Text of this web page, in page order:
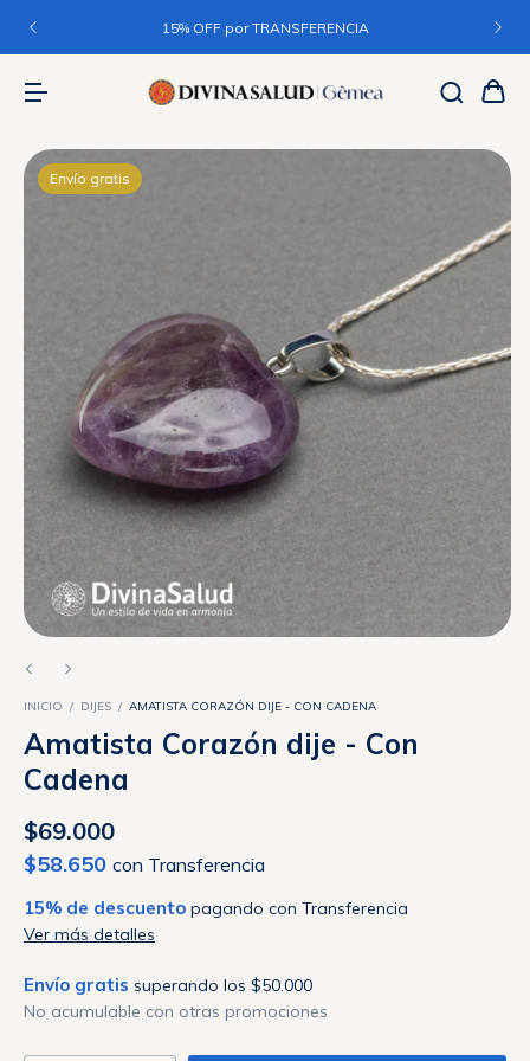
15% OFF por TRANSFERENCIA
Envío gratis
INICIO / DIJES / AMATISTA CORAZÓN DIJE - CON CADENA
Amatista Corazón dije - Con
Cadena
$69.000
$58.650 con Transferencia
15% de descuento pagando con Transferencia
Ver más detalles
Envío gratis superando los $50.000
No acumulable con otras promociones